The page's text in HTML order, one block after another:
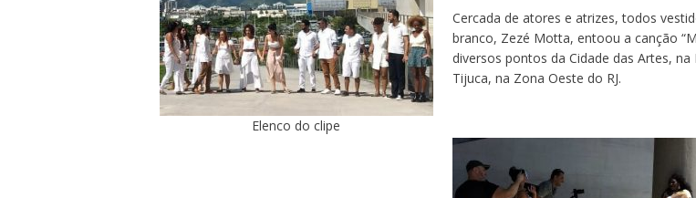
Elenco do clipe
Cercada de atores e atrizes, todos
branco, Zezé Motta, entoou a canção
diversos pontos da Cidade das Artes, na
Tijuca, na Zona Oeste do RJ.